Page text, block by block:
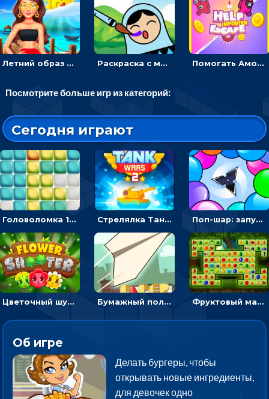
Летний образ для подруг: переодевать девочек для прогулки Раскраска с матрешками для девочек Помогать Амонг Ас бежать из комнаты через преграды - приключения
Посмотрите больше игр из категорий:
Сегодня играют
Головоломка 10х10 Стрелялка Танковые войны: бить по танку врага, чтобы уничтожить зло Поп-шар: запускать колючку, чтобы лопать воздушные шарики
Цветочный шутер: стрелять пчелками по цветам Бумажный полет: бросай самолетик и собери бонусы Фруктовый маджонг - найти одинаковые плитки головоломки
Об игре
Делать бургеры, чтобы
открывать новые ингредиенты,
для девочек одно